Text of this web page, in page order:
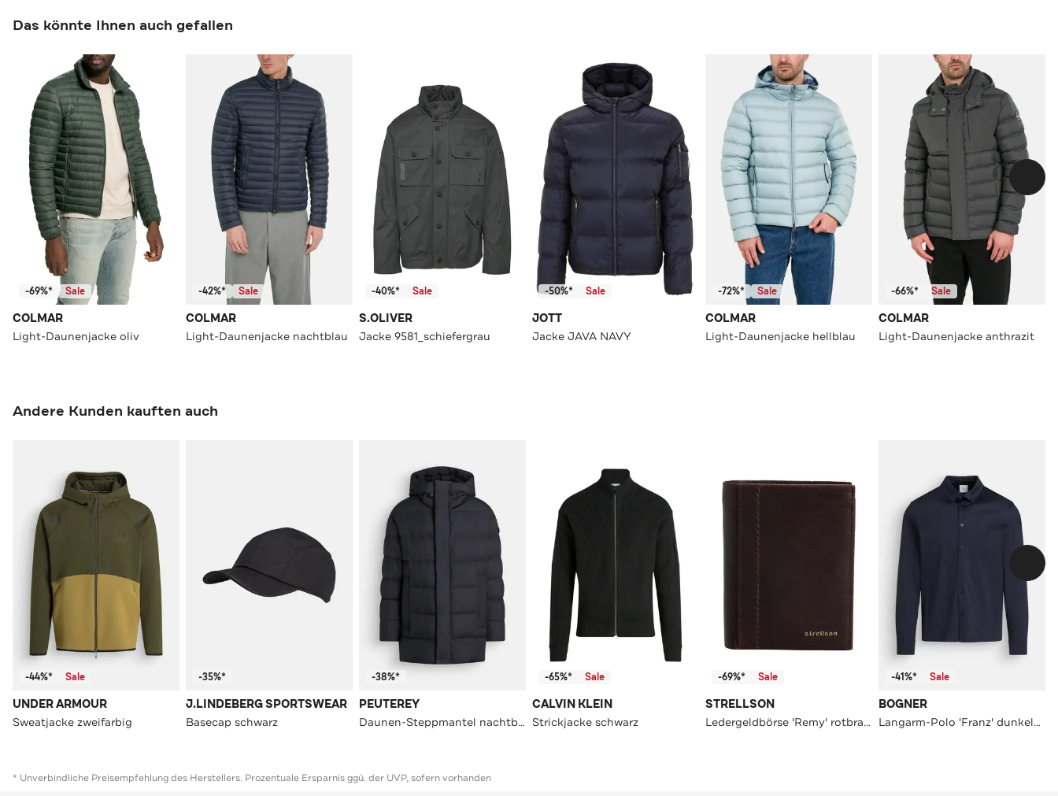
Das könnte Ihnen auch gefallen
-69%* Sale
COLMAR
Light-Daunenjacke oliv
-42%* Sale
COLMAR
Light-Daunenjacke nachtblau
-40%* Sale
S.OLIVER
Jacke 9581_schiefergrau
-50%* Sale
JOTT
Jacke JAVA NAVY
-72%* Sale
COLMAR
Light-Daunenjacke hellblau
-66%* Sale
COLMAR
Light-Daunenjacke anthrazit
Andere Kunden kauften auch
-44%* Sale
UNDER ARMOUR
Sweatjacke zweifarbig
-35%*
J.LINDEBERG SPORTSWEAR
Basecap schwarz
-38%*
PEUTEREY
Daunen-Steppmantel nachtblau
-65%* Sale
CALVIN KLEIN
Strickjacke schwarz
-69%* Sale
STRELLSON
Ledergeldbörse 'Remy' rotbraun
-41%* Sale
BOGNER
Langarm-Polo 'Franz' dunkelblau
* Unverbindliche Preisempfehlung des Herstellers. Prozentuale Ersparnis ggü. der UVP, sofern vorhanden